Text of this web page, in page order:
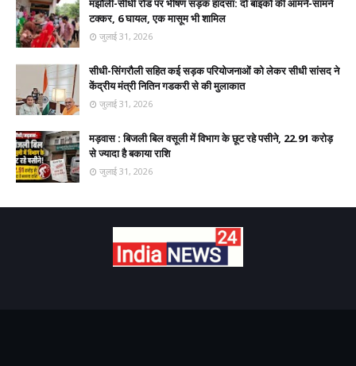
मझौली-सीधी रोड पर भीषण सड़क हादसा: दो बाइकों की आमने-सामने
टक्कर, 6 घायल, एक मासूम भी शामिल
जुलाई 31, 2026
सीधी-सिंगरौली सहित कई सड़क परियोजनाओं को लेकर सीधी सांसद ने
केंद्रीय मंत्री नितिन गडकरी से की मुलाकात
जुलाई 31, 2026
मड़वास : बिजली बिल वसूली में विभाग के छूट रहे पसीने, 22.91 करोड़
से ज्यादा है बकाया राशि
जुलाई 31, 2026